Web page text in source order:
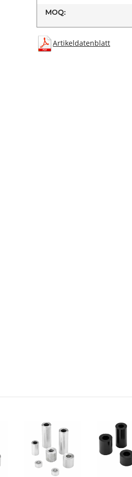
MOQ:
Artikeldatenblatt